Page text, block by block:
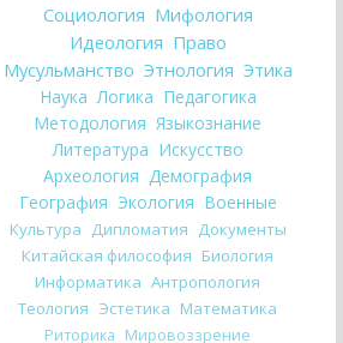
Социология Мифология
Идеология Право
Мусульманство Этнология Этика
Наука Логика Педагогика
Методология Языкознание
Литература Искусство
Археология Демография
География Экология Военные
Культура Дипломатия Документы
Китайская философия Биология
Информатика Антропология
Теология Эстетика Математика
Риторика Мировоззрение